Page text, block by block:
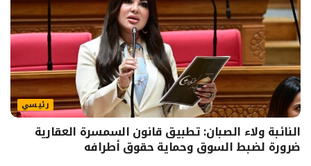
رئيسي
النائبة ولاء الصبان: تطبيق قانون السمسرة العقارية
ضرورة لضبط السوق وحماية حقوق أطرافه